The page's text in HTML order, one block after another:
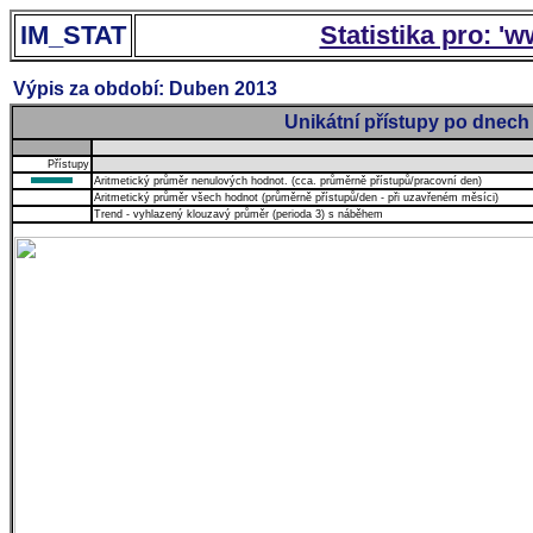
IM_STAT Statistika pro:
Výpis za období: Duben 2013
Unikátní přístupy po dnech
Přístupy
Aritmetický průměr nenulových hodnot. (cca. průměrně přístupů/pracovní den)
Aritmetický průměr všech hodnot (průměrně přístupů/den - při uzavřeném měsíci)
Trend - vyhlazený klouzavý průměr (perioda 3) s náběhem